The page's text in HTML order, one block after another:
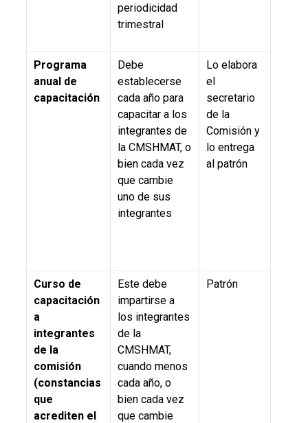
periodicidad
trimestral
Programa
anual de
capacitación
Debe
establecerse
cada año para
capacitar a los
integrantes de
la CMSHMAT, o
bien cada vez
que cambie
uno de sus
integrantes
Lo elabora
el
secretario
de la
Comisión y
lo entrega
al patrón
Curso de
capacitación
a
integrantes
de la
comisión
(constancias
que
acrediten el
Este debe
impartirse a
los integrantes
de la
CMSHMAT,
cuando menos
cada año, o
bien cada vez
que cambie
Patrón